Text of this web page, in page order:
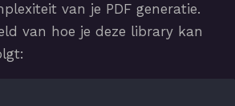
van je PDF generatie.
van hoe je deze library kan